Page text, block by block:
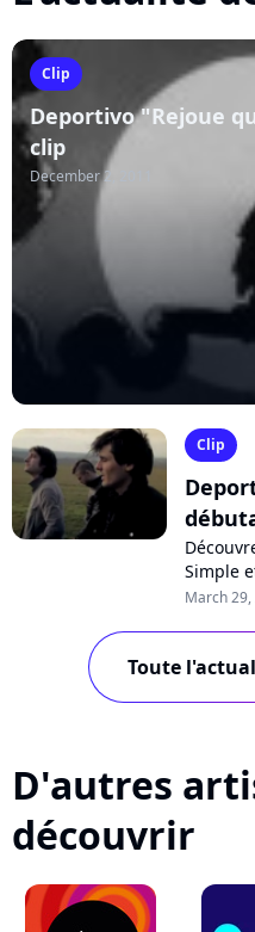
Clip
Deportivo "Rejoue
clip
December 2, 2011
Clip
Simple
dose
March 29,
Toute
D'autres
découvrir